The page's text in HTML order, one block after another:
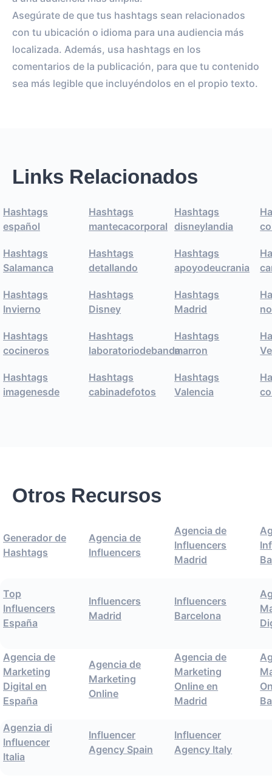
Asegúrate de que tus hashtags sean relacionados
con tu ubicación o idioma para una audiencia más
localizada. Además, usa hashtags en los
comentarios de la publicación, para que tu contenido
sea más legible que incluyéndolos en el propio texto.
Links Relacionados
Hashtags
español
Hashtags
mantecacorporal
Hashtags
disneylandia
Hashtags
Salamanca
Hashtags
detallando
Hashtags
apoyodeucrania
Hashtags
Invierno
Hashtags
Disney
Hashtags
Madrid
Hashtags
cocineros
Hashtags
laboratoriodebanda
Hashtags
marron
Hashtags
imagenesde
Hashtags
cabinadefotos
Hashtags
Valencia
Otros Recursos
Generador de
Hashtags
Agencia de
Influencers
Agencia de
Influencers
Madrid
Top
Influencers
España
Influencers
Madrid
Influencers
Barcelona
Agencia de
Marketing
Digital en
España
Agencia de
Marketing
Online
Agencia de
Marketing
Online en
Madrid
Agenzia di
Influencer
Italia
Influencer
Agency Spain
Influencer
Agency Italy